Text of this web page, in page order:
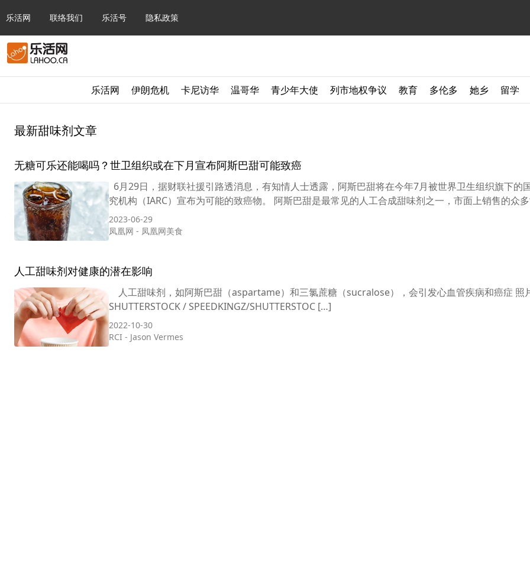
乐活网 联络我们 乐活号 隐私政策
乐活网 伊朗危机 卡尼访华 温哥华 青少年大使 列市地权争议 教育 多伦多 她乡 留学
最新甜味剂文章
无糖可乐还能喝吗？世卫组织或在下月宣布阿斯巴甜可能致癌
6月29日，据财联社援引路透消息，有知情人士透露，阿斯巴甜将在今年7月被世界卫生组织旗下的
究机构（IARC）宣布为可能的致癌物。 阿斯巴甜是最常见的人工合成甜味剂之一，市面上销售的众
2023-06-29
凤凰网 - 凤凰网美食
人工甜味剂对健康的潜在影响
人工甜味剂，如阿斯巴甜（aspartame）和三氯蔗糖（sucralose），会引发心血管疾病和癌症 照
SHUTTERSTOCK / SPEEDKINGZ/SHUTTERSTOC […]
2022-10-30
RCI - Jason Vermes